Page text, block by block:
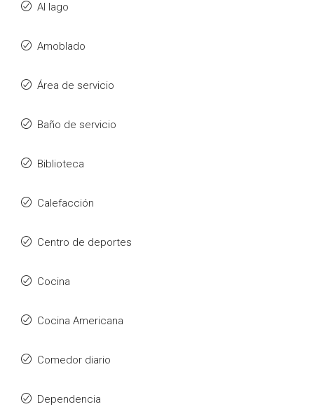
Al lago
Amoblado
Área de servicio
Baño de servicio
Biblioteca
Calefacción
Centro de deportes
Cocina
Cocina Americana
Comedor diario
Dependencia